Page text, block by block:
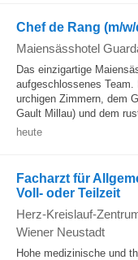
Chef de Rang (m/
Maiensässhotel
Das einzigartige
aufgeschlossenes
urchigen Zimmern, dem
Gault Millau) und dem
heute
Facharzt für
Voll- oder Teilzeit
Herz-Kreislauf-
Wiener Neustadt
Hohe medizinische und